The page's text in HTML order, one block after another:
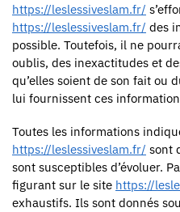
https://leslessiveslam.fr/
https://leslessiveslam.fr/ des
possible. Toutefois, il ne
oublis, des inexactitudes et
qu’elles soient de son fait ou
lui fournissent ces
Toutes les informations
https://leslessiveslam.fr/ sont
sont susceptibles d’évoluer.
figurant sur le site https://
exhaustifs. Ils sont donnés